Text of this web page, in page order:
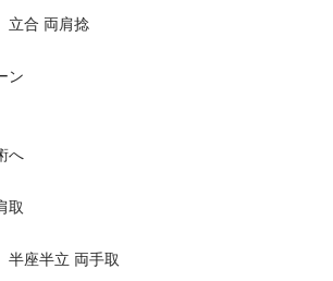
合 両肩捻
ン
へ
取
座半立 両手取